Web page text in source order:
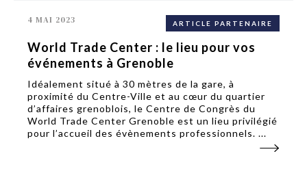
ARTICLE PARTENAIRE
4 MAI 2023
World Trade Center : le lieu pour vos
événements à Grenoble
Idéalement situé à 30 mètres de la gare, à
proximité du Centre-Ville et au cœur du quartier
d’affaires grenoblois, le Centre de Congrès du
World Trade Center Grenoble est un lieu privilégié
pour l’accueil des évènements professionnels. ...